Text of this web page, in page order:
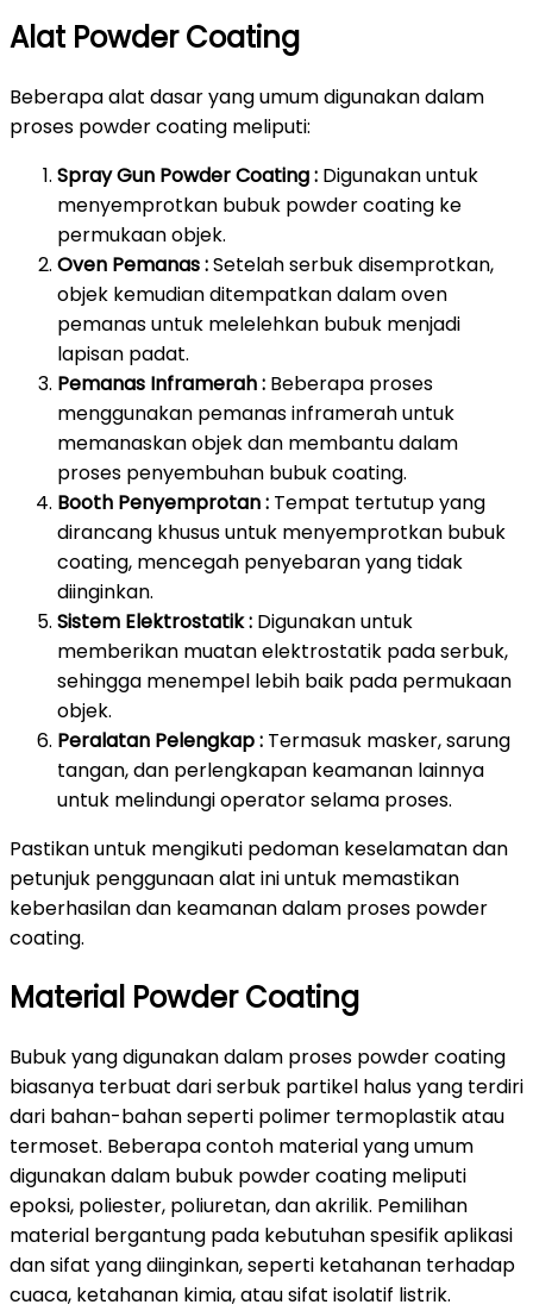
Alat Powder Coating
Beberapa alat dasar yang umum digunakan dalam
proses powder coating meliputi:
Spray Gun Powder Coating : Digunakan untuk
menyemprotkan bubuk powder coating ke
permukaan objek.
Oven Pemanas :Setelah serbuk disemprotkan,
objek kemudian ditempatkan dalam oven
pemanas untuk melelehkan bubuk menjadi
lapisan padat.
Pemanas Inframerah : Beberapa proses
menggunakan pemanas inframerah untuk
memanaskan objek dan membantu dalam
proses penyembuhan bubuk coating.
Booth Penyemprotan : Tempat tertutup yang
dirancang khusus untuk menyemprotkan bubuk
coating, mencegah penyebaran yang tidak
diinginkan.
Sistem Elektrostatik : Digunakan untuk
memberikan muatan elektrostatik pada serbuk,
sehingga menempel lebih baik pada permukaan
objek.
Peralatan Pelengkap : Termasuk masker, sarung
tangan, dan perlengkapan keamanan lainnya
untuk melindungi operator selama proses.
Pastikan untuk mengikuti pedoman keselamatan dan
petunjuk penggunaan alat ini untuk memastikan
keberhasilan dan keamanan dalam proses powder
coating.
Material Powder Coating
Bubuk yang digunakan dalam proses powder coating
biasanya terbuat dari serbuk partikel halus yang terdiri
dari bahan-bahan seperti polimer termoplastik atau
termoset. Beberapa contoh material yang umum
digunakan dalam bubuk powder coating meliputi
epoksi, poliester, poliuretan, dan akrilik. Pemilihan
material bergantung pada kebutuhan spesifik aplikasi
dan sifat yang diinginkan, seperti ketahanan terhadap
cuaca, ketahanan kimia, atau sifat isolatif listrik.